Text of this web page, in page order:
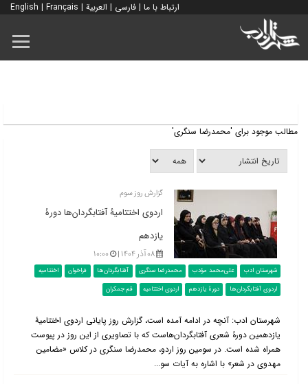
ارتباط با ما | فارسی | العربية |
English | Français
مطالب موجود برای 'محمدرضا سنگری'
گزارش روز سوم
اردوی اختتامیۀ آفتابگردان‌ها دورۀ
یازدهم
۰۸ آذر ۱۴۰۴ | ۱۰:۰۰
شهرستان ادب علی‌محمد مؤدب محمدرضا سنگری آفتابگردان‌ها فراخوان
اختتامیه
اردوی آفتابگردان‌ها
دورۀ یازدهم اردوی اختتامیه قم جمکران
شهرستان ادب: آنچه در ادامه آمده است، گزارش روز پایانی اردوی اختتامیۀ
یازدهمین دورۀ شعری آفتابگردان‌هاست که با تصاویری از این روز در پیوست
همراه شده است. در سومین روز اردو، محمدرضا سنگری در کلاس «مضامین
مهدوی در شعر» با اشاره به آیات سو...